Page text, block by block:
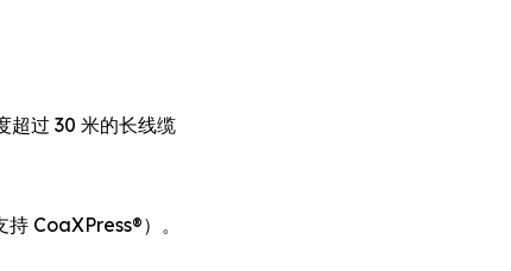
超过 30 米的长线缆
CoaXPress®）。